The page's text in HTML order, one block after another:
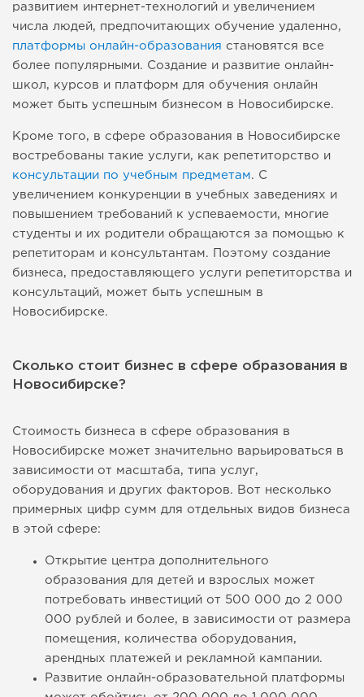
развитием интернет-технологий и увеличением
числа людей, предпочитающих обучение удаленно,
платформы онлайн-образования становятся все
более популярными. Создание и развитие онлайн-
школ, курсов и платформ для обучения онлайн
может быть успешным бизнесом в Новосибирске.
Кроме того, в сфере образования в Новосибирске
востребованы такие услуги, как репетиторство и
консультации по учебным предметам. С
увеличением конкуренции в учебных заведениях и
повышением требований к успеваемости, многие
студенты и их родители обращаются за помощью к
репетиторам и консультантам. Поэтому создание
бизнеса, предоставляющего услуги репетиторства и
консультаций, может быть успешным в
Новосибирске.
Сколько стоит бизнес в сфере образования в
Новосибирске?
Стоимость бизнеса в сфере образования в
Новосибирске может значительно варьироваться в
зависимости от масштаба, типа услуг,
оборудования и других факторов. Вот несколько
примерных цифр сумм для отдельных видов бизнеса
в этой сфере:
Открытие центра дополнительного
образования для детей и взрослых может
потребовать инвестиций от 500 000 до 2 000
000 рублей и более, в зависимости от размера
помещения, количества оборудования,
арендных платежей и рекламной кампании.
Развитие онлайн-образовательной платформы